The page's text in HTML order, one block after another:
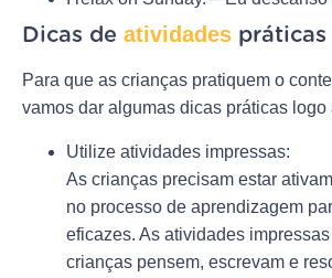
Dicas de atividades práticas
Para que as crianças pratiquem o
vamos dar algumas dicas práticas logo
Utilize atividades impressas:
As crianças precisam estar
no processo de aprendizagem
eficazes. As atividades
crianças pensem, escrevam e